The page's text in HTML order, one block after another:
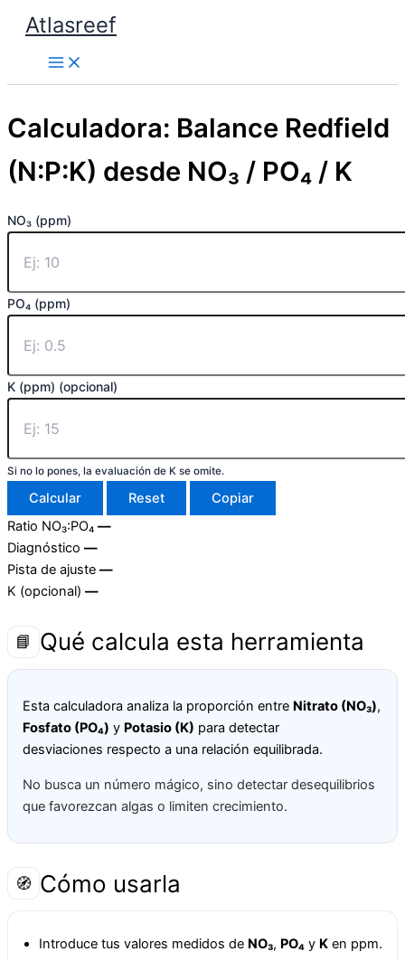
contenido
Atlasreef
Calculadora: Balance Redfield
(N:P:K) desde NO₃ / PO₄ / K
NO₃ (ppm)
PO₄ (ppm)
K (ppm) (opcional)
Si no lo pones, la evaluación de K se omite.
Calcular Reset
Copiar
Ratio NO₃:PO₄ —
Diagnóstico —
Pista de ajuste —
K (opcional) —
📘 Qué calcula esta herramienta
Esta calculadora analiza la proporción entre Nitrato (NO₃),
Fosfato (PO₄) y Potasio (K) para detectar
desviaciones respecto a una relación equilibrada.
No busca un número mágico, sino detectar desequilibrios
que favorezcan algas o limiten crecimiento.
🧭 Cómo usarla
Introduce tus valores medidos de NO₃, PO₄ y K en ppm.